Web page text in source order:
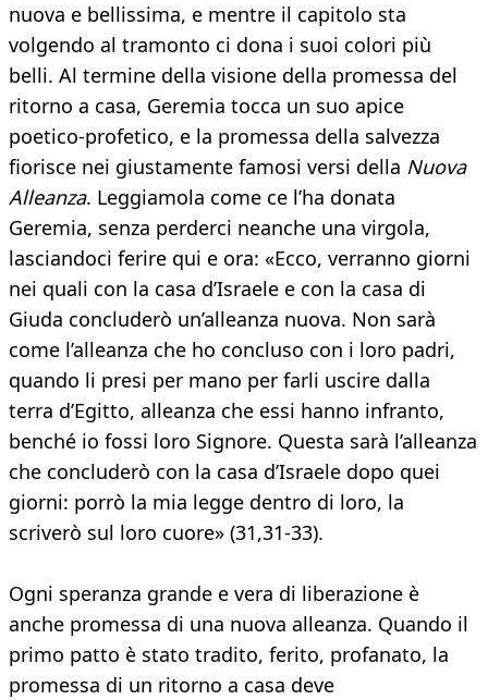
nuova e bellissima, e mentre il capitolo sta
volgendo al tramonto ci dona i suoi colori più
belli. Al termine della visione della promessa del
ritorno a casa, Geremia tocca un suo apice
poetico-profetico, e la promessa della salvezza
fiorisce nei giustamente famosi versi della Nuova
Alleanza. Leggiamola come ce l’ha donata
Geremia, senza perderci neanche una virgola,
lasciandoci ferire qui e ora: «Ecco, verranno giorni
nei quali con la casa d’Israele e con la casa di
Giuda concluderò un’alleanza nuova. Non sarà
come l’alleanza che ho concluso con i loro padri,
quando li presi per mano per farli uscire dalla
terra d’Egitto, alleanza che essi hanno infranto,
benché io fossi loro Signore. Questa sarà l’alleanza
che concluderò con la casa d’Israele dopo quei
giorni: porrò la mia legge dentro di loro, la
scriverò sul loro cuore» (31,31-33).
Ogni speranza grande e vera di liberazione è
anche promessa di una nuova alleanza. Quando il
primo patto è stato tradito, ferito, profanato, la
promessa di un ritorno a casa deve